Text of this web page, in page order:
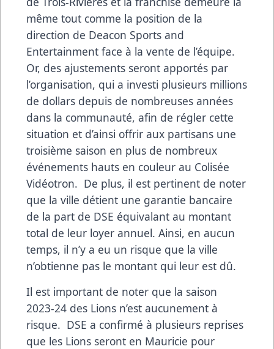
même tout comme la position de la
direction de Deacon Sports and
Entertainment face à la vente de l’équipe.
Or, des ajustements seront apportés par
l’organisation, qui a investi plusieurs millions
de dollars depuis de nombreuses années
dans la communauté, afin de régler cette
situation et d’ainsi offrir aux partisans une
troisième saison en plus de nombreux
événements hauts en couleur au Colisée
Vidéotron. De plus, il est pertinent de noter
que la ville détient une garantie bancaire
de la part de DSE équivalant au montant
total de leur loyer annuel. Ainsi, en aucun
temps, il n’y a eu un risque que la ville
n’obtienne pas le montant qui leur est dû.
Il est important de noter que la saison
2023-24 des Lions n’est aucunement à
risque. DSE a confirmé à plusieurs reprises
que les Lions seront en Mauricie pour